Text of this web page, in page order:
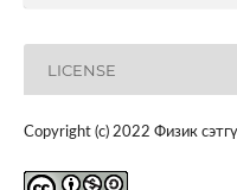
LICENSE
Copyright (c) 2022 Физик